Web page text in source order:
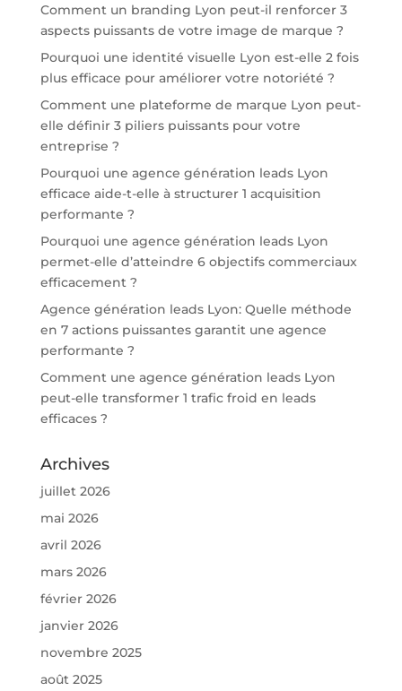
Comment un branding Lyon peut-il renforcer 3
aspects puissants de votre image de marque ?
Pourquoi une identité visuelle Lyon est-elle 2 fois
plus efficace pour améliorer votre notoriété ?
Comment une plateforme de marque Lyon peut-
elle définir 3 piliers puissants pour votre
entreprise ?
Pourquoi une agence génération leads Lyon
efficace aide-t-elle à structurer 1 acquisition
performante ?
Pourquoi une agence génération leads Lyon
permet-elle d’atteindre 6 objectifs commerciaux
efficacement ?
Agence génération leads Lyon: Quelle méthode
en 7 actions puissantes garantit une agence
performante ?
Comment une agence génération leads Lyon
peut-elle transformer 1 trafic froid en leads
efficaces ?
Archives
juillet 2026
mai 2026
avril 2026
mars 2026
février 2026
janvier 2026
novembre 2025
août 2025